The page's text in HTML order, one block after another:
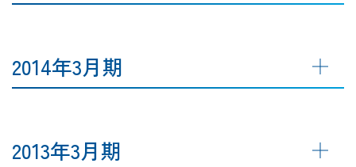
2014年3月期
2013年3月期